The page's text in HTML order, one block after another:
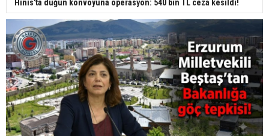
Hınıs'ta düğün konvoyuna operasyon: 540 bin TL ceza kesildi!